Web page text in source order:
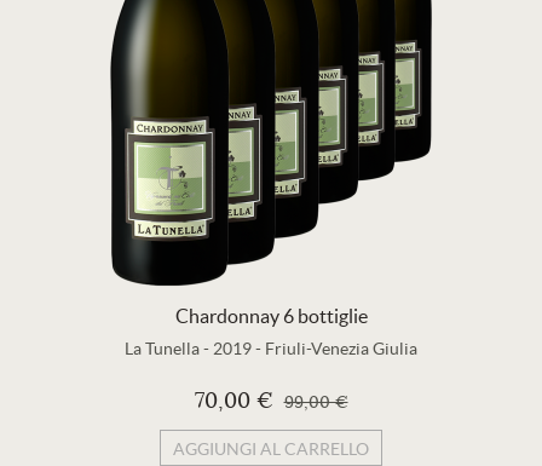
Chardonnay 6 bottiglie
La Tunella- 2019- Friuli-Venezia Giulia
70,00 € 99,00 €
AGGIUNGI AL CARRELLO